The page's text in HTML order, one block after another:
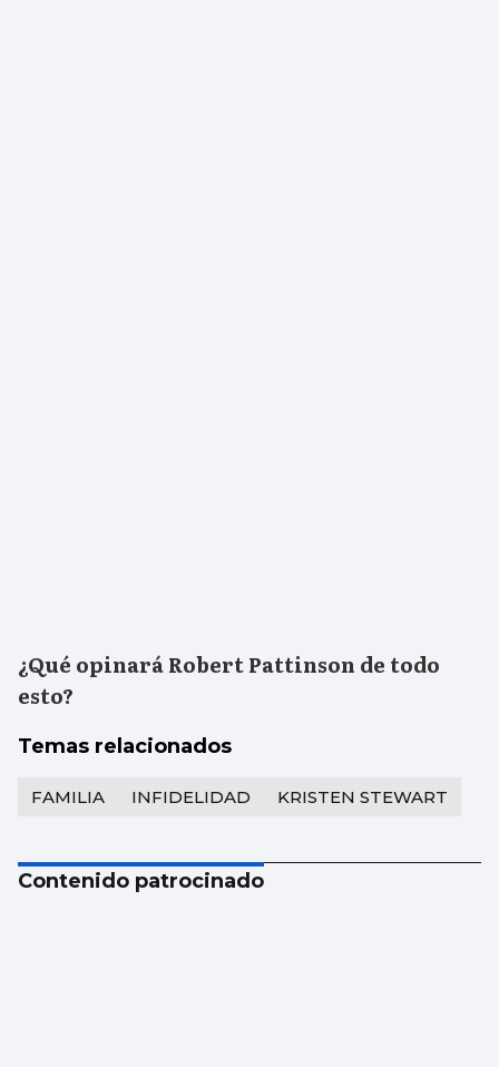
¿Qué opinará Robert Pattinson de todo
esto?
Temas relacionados
FAMILIA INFIDELIDAD KRISTEN STEWART
Contenido patrocinado